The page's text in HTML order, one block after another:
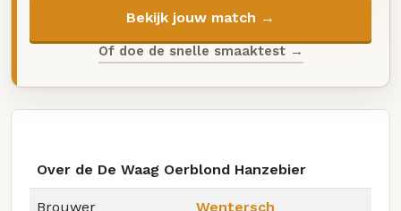
Bekijk jouw match →
Of doe de snelle smaaktest →
Over de De Waag Oerblond Hanzebier
Brouwer Wentersch